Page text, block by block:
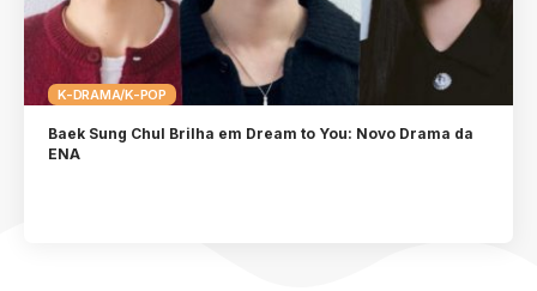
K-DRAMA/K-POP
Baek Sung Chul Brilha em Dream to You: Novo Drama da
ENA